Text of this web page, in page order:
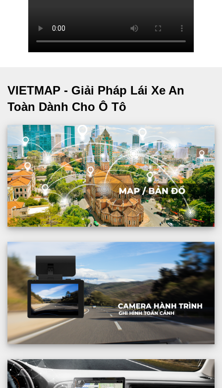
VIETMAP - Giải Pháp Lái Xe An
Toàn Dành Cho Ô Tô